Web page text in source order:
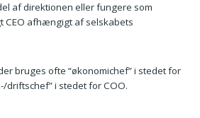
af direktionen eller fungere som
CEO afhængigt af selskabets
bruges ofte “økonomichef” i stedet for
driftschef” i stedet for COO.